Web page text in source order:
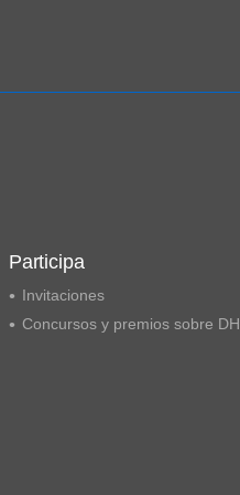
Participa
Invitaciones
Concursos y premios sobre DH